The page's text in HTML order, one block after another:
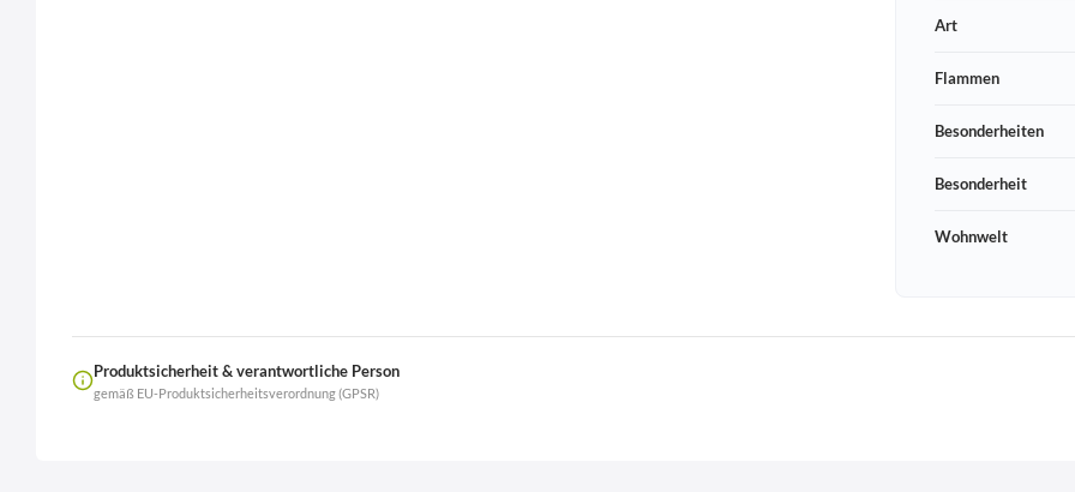
Art
Flammen
Besonderheiten
Besonderheit
Wohnwelt
Produktsicherheit & verantwortliche Person
gemäß EU-Produktsicherheitsverordnung (GPSR)